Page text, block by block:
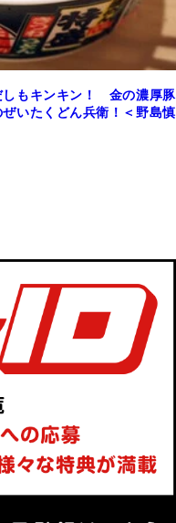
しもキンキン！ 金の濃厚豚
いたくどん兵衛！＜野島慎